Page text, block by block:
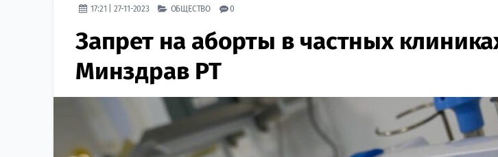
17:21 | 27-11-2023 ОБЩЕСТВО 0
Запрет на аборты в частных
Минздрав РТ